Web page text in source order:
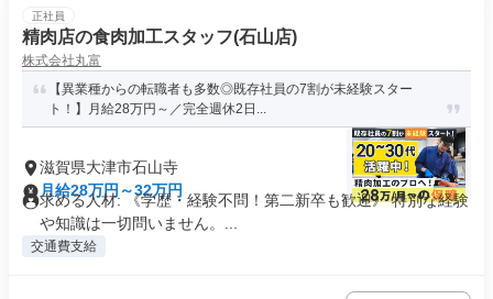
正社員
精肉店の食肉加工スタッフ(石山店)
株式会社丸富
【異業種からの転職者も多数◎既存社員の7割が未経験スター
ト！】月給28万円～／完全週休2日...
滋賀県大津市石山寺
月給28万円～32万円
求める人材: 《学歴・経験不問！第二新卒も歓迎》 特別な経験
や知識は一切問いません。...
交通費支給